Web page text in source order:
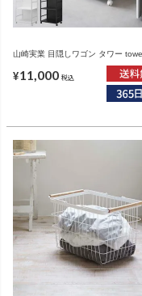
山崎実業 目隠しワゴン タワー
¥11,000 税込